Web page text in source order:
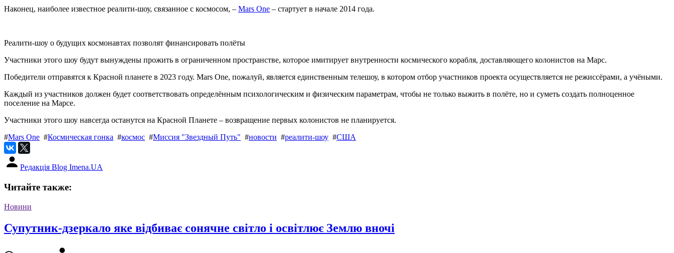
Наконец, наиболее известное реалити-шоу, связанное с космосом, – Mars One – стартует в начале 2014 года.
Реалити-шоу о будущих космонавтах позволят финансировать полёты
Участники этого шоу будут вынуждены прожить в ограниченном пространстве, которое имитирует внутренности космического корабля, доставляющего колонистов на Марс.
Победители отправятся к Красной планете в 2023 году. Mars One, пожалуй, является единственным телешоу, в котором отбор участников проекта осуществляется не режиссёрами, а учёными.
Каждый из участников должен будет соответствовать определённым психологическим и физическим параметрам, чтобы не только выжить в полёте, но и суметь создать полноценное
поселение на Марсе.
Участники этого шоу навсегда останутся на Красной Планете – возвращение первых колонистов не планируется.
#Mars One #Космическая гонка #космос #Миссия "Звездный Путь" #новости #реалити-шоу #США
Редакція Blog Imena.UA
Читайте также:
Новини
Супутник-дзеркало яке відбиває сонячне світло і освітлює Землю вночі